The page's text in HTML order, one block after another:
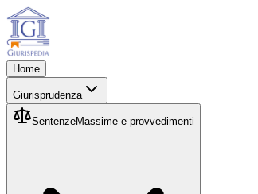
Home
Giurisprudenza
SentenzeMassime e provvedimenti